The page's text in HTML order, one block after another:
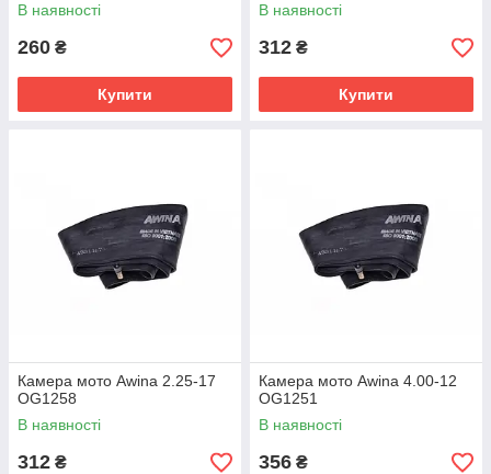
В наявності
260 ₴
Купити
В наявності
312 ₴
Купити
Камера мото Awina 2.25-17
OG1258
В наявності
312 ₴
Камера мото Awina 4.00-12
OG1251
В наявності
356 ₴